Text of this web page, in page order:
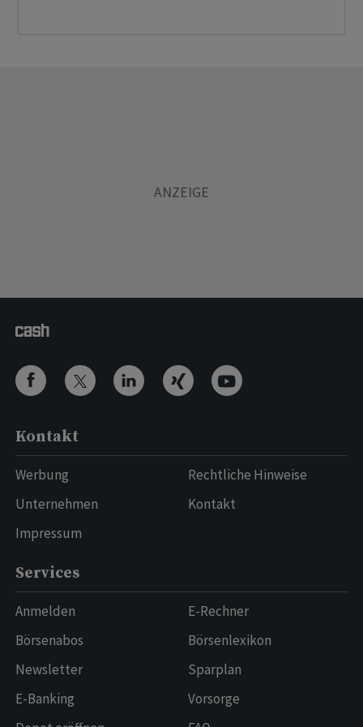
Kontakt
Werbung
Unternehmen
Impressum
Rechtliche Hinweise
Kontakt
Services
Anmelden
Börsenabos
Newsletter
E-Banking
E-Rechner
Börsenlexikon
Sparplan
Vorsorge